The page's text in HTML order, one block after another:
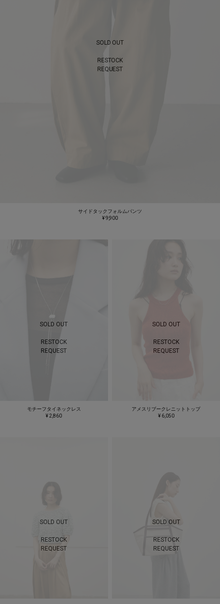
SOLD OUT
RESTOCK
REQUEST
サイドタックフォルムパンツ
¥ 9,900
SOLD OUT
RESTOCK
REQUEST
モチーフタイネックレス
¥ 2,860
SOLD OUT
RESTOCK
REQUEST
アメスリブークレニットトップ
¥ 6,050
SOLD OUT
RESTOCK
REQUEST
SOLD OUT
RESTOCK
REQUEST